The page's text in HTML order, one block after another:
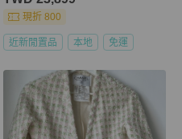
現折 800
近新閒置品 本地 免運